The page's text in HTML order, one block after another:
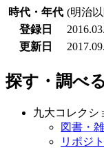
時代・年代 (明治
登録日
更新日
探す・調べる
九大コレクシ
図書・
リポジ